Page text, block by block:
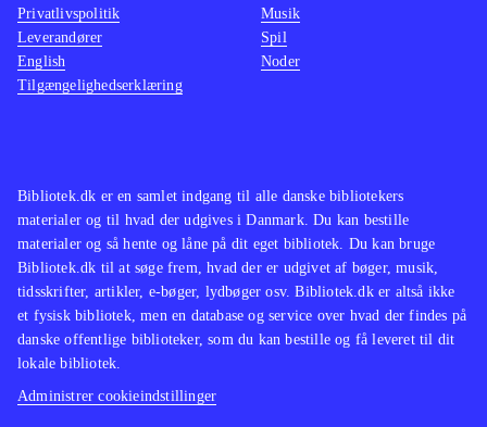
Bibliotek.dk er en samlet indgang til alle danske bibliotekers
materialer og til hvad der udgives i Danmark. Du kan bestille
materialer og så hente og låne på dit eget bibliotek. Du kan bruge
Bibliotek.dk til at søge frem, hvad der er udgivet af bøger, musik,
tidsskrifter, artikler, e-bøger, lydbøger osv. Bibliotek.dk er altså ikke
et fysisk bibliotek, men en database og service over hvad der findes på
danske offentlige biblioteker, som du kan bestille og få leveret til dit
lokale bibliotek.
Administrer cookieindstillinger
Privatlivspolitik
Leverandører
English
Tilgængelighedserklæring
Musik
Spil
Noder